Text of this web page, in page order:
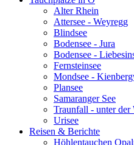
Alter Rhein
Attersee - Weyregg
Blindsee
Bodensee - Jura
Bodensee -
Fernsteinsee
Mondsee -
Plansee
Samaranger See
Traunfall - unter der
Urisee
Reisen & Berichte
Höhlentauchen